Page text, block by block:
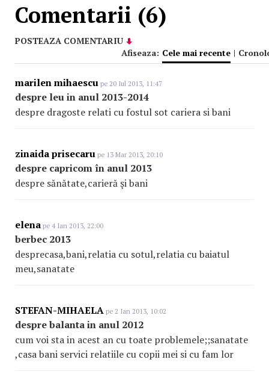
Comentarii (6)
POSTEAZA COMENTARIU
Afiseaza: Cele mai recente |
marilen mihaescu pe 20 Iul 2013, 11:47
despre leu in anul 2013-2014
despre dragoste relati cu fostul sot cariera si bani
zinaida prisecaru pe 13 Mar 2013, 20:10
despre capricom în anul 2013
despre sănătate,carieră şi bani
elena pe 4 Ian 2013, 22:00
berbec 2013
desprecasa,bani,relatia cu sotul,relatia cu baiatul
meu,sanatate
STEFAN-MIHAELA pe 2 Ian 2013, 10:02
despre balanta in anul 2012
cum voi sta in acest an cu toate problemele;;sanatate
,casa bani servici relatiile cu copii mei si cu fam lor